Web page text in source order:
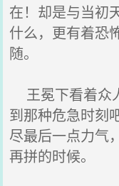
在！却是与当初
什么，更有着恐
随。
王冕下看着众
到那种危急时刻
尽最后一点力气
再拼的时候。